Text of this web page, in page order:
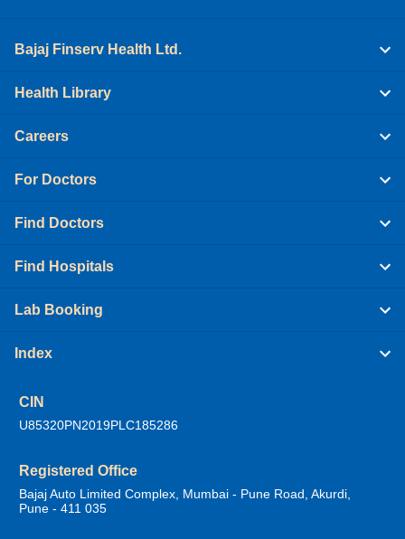
Bajaj Finserv Health Ltd.
Health Library
Careers
For Doctors
Find Doctors
Find Hospitals
Lab Booking
Index
CIN
U85320PN2019PLC185286
Registered Office
Bajaj Auto Limited Complex, Mumbai - Pune Road, Akurdi,
Pune - 411 035